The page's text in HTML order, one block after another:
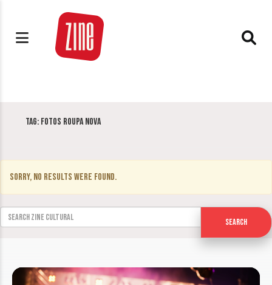
Tag: fotos Roupa Nova
Sorry, no results were found.
Search for:
Search